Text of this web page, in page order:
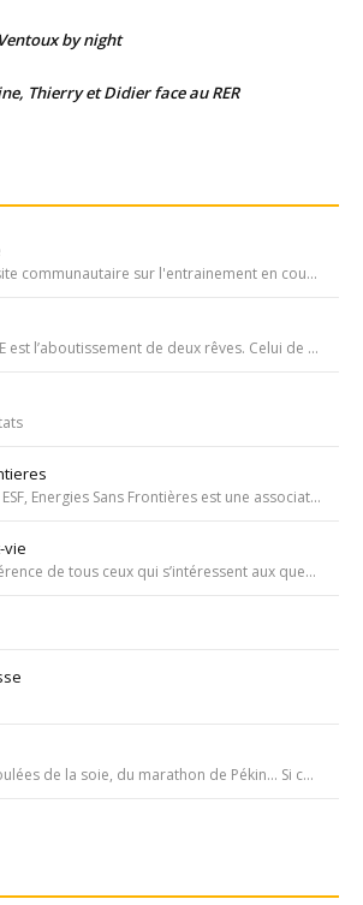
by night
Thierry et Didier face au RER
Athlete Endurance site communautaire sur l'entrainement en course à pied
COURIR…..ENSEMBLE est l’aboutissement de deux rêves. Celui de Tiffany qui, malgré une tumeur à la jambe voulait participer à la course de l’Escalade et celui de Carole, animatrice bénévole de l’atelier de bricolage du service d’oncopédiatrie de l’Hôpital
Amicourse soutient ESF, Energies Sans Frontières est une association ayant pour objet l'aide au développement des pays les plus pauvres en favorisant l'accès à l'eau et à l'électricité
vie
Le magazine de référence de tous ceux qui s’intéressent aux questions d’entraînement, de nutrition, de dopage, de physiologie, de psychologie et de médecine du sport.
Organisateur des foulées de la soie, du marathon de Pékin... Si courir était notre seul but, nous passerions à côté de moments inoubliables ». Depuis 1996 SDPOrganisation, spécialiste de la course aventure à vocation sportive et culturelle